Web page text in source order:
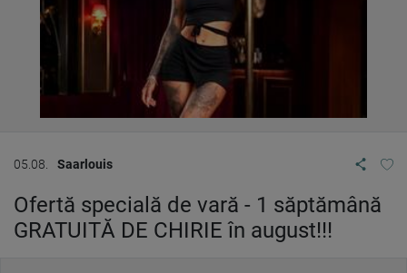
05.08. Saarlouis
Ofertă specială de vară - 1 săptămână
GRATUITĂ DE CHIRIE în august!!!